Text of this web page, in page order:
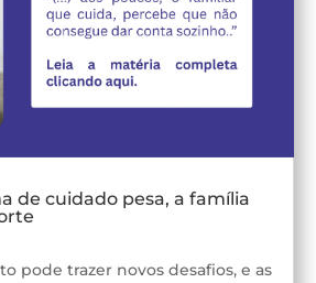
de cuidado pesa, a família
pode trazer novos desafios, e as